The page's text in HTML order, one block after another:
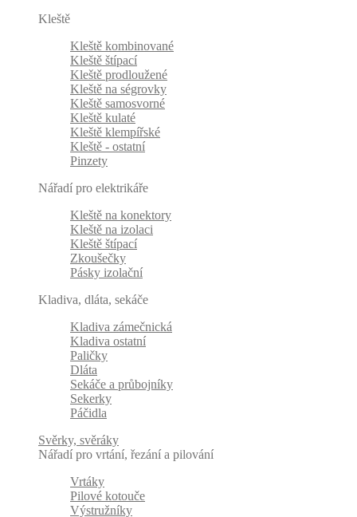
Kleště
Kleště kombinované
Kleště štípací
Kleště prodloužené
Kleště na ségrovky
Kleště samosvorné
Kleště kulaté
Kleště klempířské
Kleště - ostatní
Pinzety
Nářadí pro elektrikáře
Kleště na konektory
Kleště na izolaci
Kleště štípací
Zkoušečky
Pásky izolační
Kladiva, dláta, sekáče
Kladiva zámečnická
Kladiva ostatní
Paličky
Dláta
Sekáče a průbojníky
Sekerky
Páčidla
Svěrky, svěráky
Nářadí pro vrtání, řezání a pilování
Vrtáky
Pilové kotouče
Výstružníky